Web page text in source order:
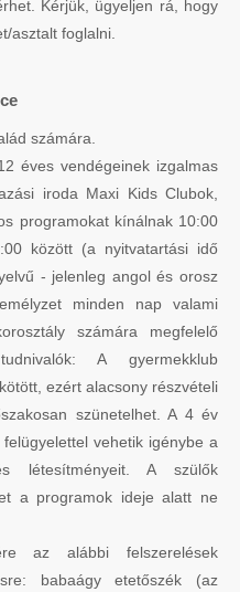
Kérjük, ügyeljen rá, hogy
asztalt foglalni.
számára.
éves vendégeinek izgalmas
iroda Maxi Kids Clubok,
programokat kínálnak 10:00
között (a nyitvatartási idő
- jelenleg angol és orosz
minden nap valami
számára megfelelő
A gyermekklub
ezért alacsony részvételi
szünetelhet. A 4 év
vehetik igénybe a
létesítményeit. A szülők
a programok ideje alatt ne
az alábbi felszerelések
babaágy etetőszék (az